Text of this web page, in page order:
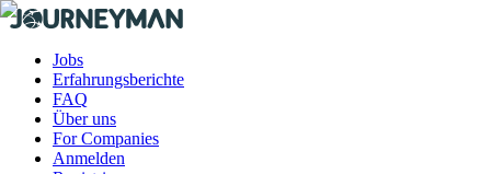
Jobs
Erfahrungsberichte
FAQ
Über uns
For Companies
Anmelden